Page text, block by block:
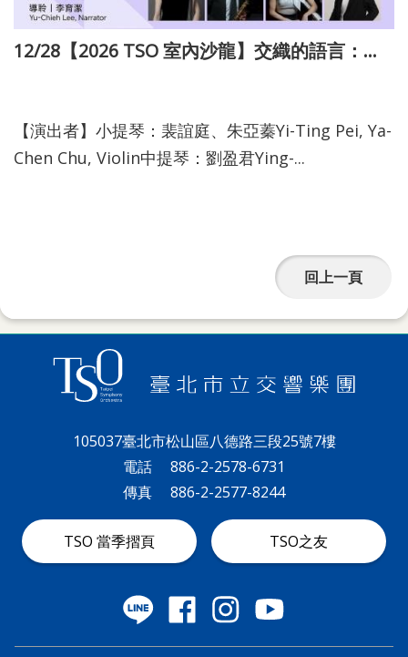
12/28【2026 TSO 室內沙龍】交織的語言：歐洲室內樂的對話
【演出者】小提琴：裴誼庭、朱亞蓁Yi-Ting Pei, Ya-
Chen Chu, Violin中提琴：劉盈君Ying-...
回上一頁
105037臺北市松山區八德路三段25號7樓
電話
886-2-2578-6731
傳真
886-2-2577-8244
TSO 當季摺頁 TSO之友